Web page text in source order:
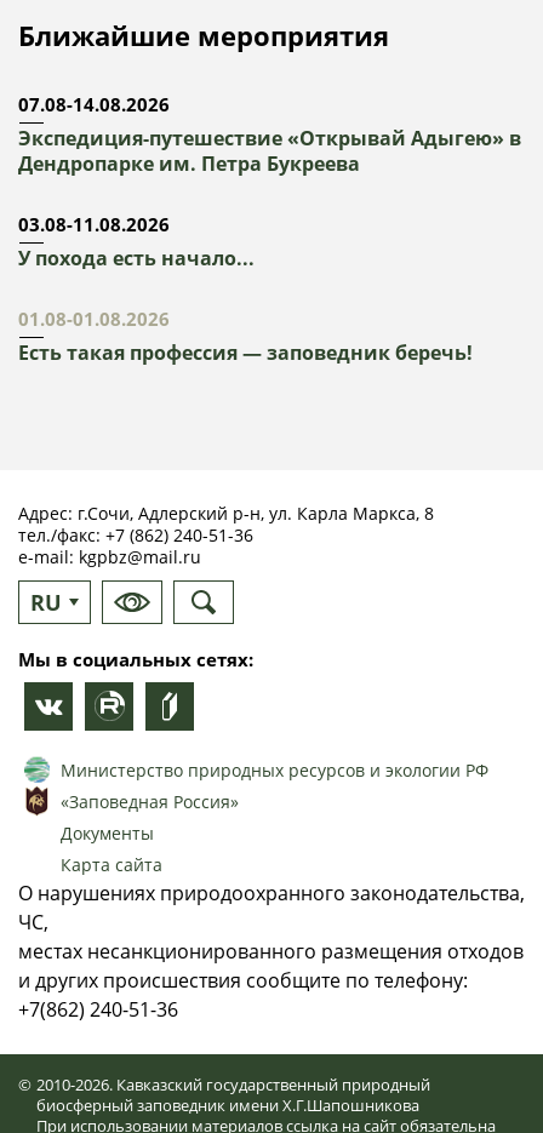
Ближайшие мероприятия
07.08-14.08.2026
Экспедиция-путешествие «Открывай Адыгею» в
Дендропарке им. Петра Букреева
03.08-11.08.2026
У похода есть начало...
01.08-01.08.2026
Есть такая профессия — заповедник беречь!
Адрес: г.Сочи, Адлерский р-н, ул. Карла Маркса, 8
тел./факс: +7 (862) 240-51-36
e-mail: kgpbz@mail.ru
RU
EN
Мы в социальных сетях:
Министерство природных ресурсов и экологии РФ
«Заповедная Россия»
Документы
Карта сайта
О нарушениях природоохранного законодательства,
ЧС,
местах несанкционированного размещения отходов
и других происшествия сообщите по телефону:
+7(862) 240-51-36
© 2010-2026. Кавказский государственный природный
биосферный заповедник имени Х.Г.Шапошникова
При использовании материалов ссылка на сайт обязательна